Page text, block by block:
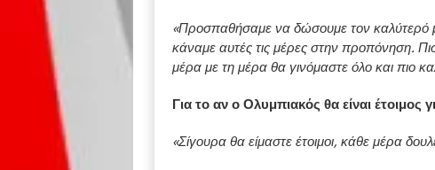
«Προσπαθήσαμε να δώσουμε τον καλύτερό
κάναμε αυτές τις μέρες στην προπόνηση.
μέρα με τη μέρα θα γινόμαστε όλο και πιο
Για το αν ο Ολυμπιακός θα είναι έτοιμος
«Σίγουρα θα είμαστε έτοιμοι, κάθε μέρα